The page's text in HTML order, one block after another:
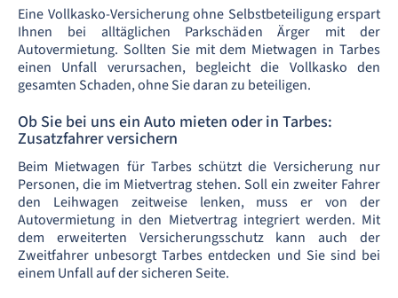
Eine Vollkasko-Versicherung ohne Selbstbeteiligung erspart
Ihnen bei alltäglichen Parkschäden Ärger mit der
Autovermietung. Sollten Sie mit dem Mietwagen in Tarbes
einen Unfall verursachen, begleicht die Vollkasko den
gesamten Schaden, ohne Sie daran zu beteiligen.
Ob Sie bei uns ein Auto mieten oder in Tarbes:
Zusatzfahrer versichern
Beim Mietwagen für Tarbes schützt die Versicherung nur
Personen, die im Mietvertrag stehen. Soll ein zweiter Fahrer
den Leihwagen zeitweise lenken, muss er von der
Autovermietung in den Mietvertrag integriert werden. Mit
dem erweiterten Versicherungsschutz kann auch der
Zweitfahrer unbesorgt Tarbes entdecken und Sie sind bei
einem Unfall auf der sicheren Seite.